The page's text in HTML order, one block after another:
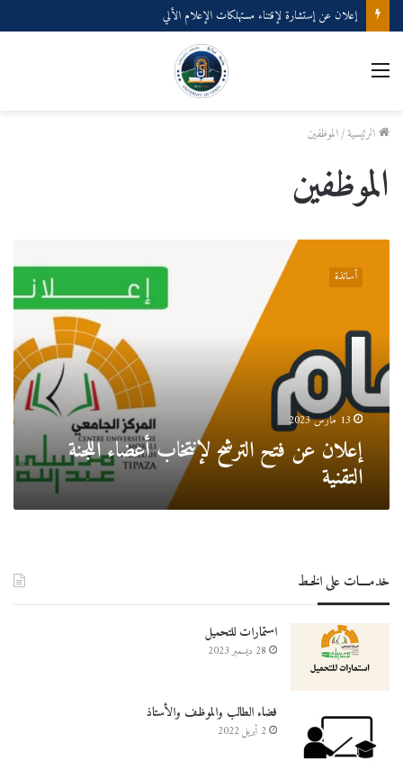
إعلان عن إستشارة لإقتناء مستهلكات الإعلام الألي
القائمة
الرئيسية/الموظفين
الموظفين
إعلان
أعضاء
اللجنة
التقنية
أساتذة
13 مارس 2023
إعلان عن فتح الترشح لإنتخاب أعضاء اللجنة
التقنية
خدمــــات على الخـط
استمارات للتحميل
28 ديسمبر 2023
فضاء الطالب والموظف والأستاذ
2 أبريل 2022